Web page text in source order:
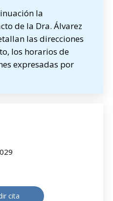
la
de la Dra. Álvarez
las direcciones
los horarios de
expresadas por
cita